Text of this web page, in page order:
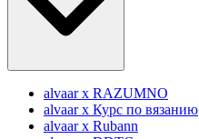
alvaar x RAZUMNO
alvaar x Курс по вязанию
alvaar x Rubann